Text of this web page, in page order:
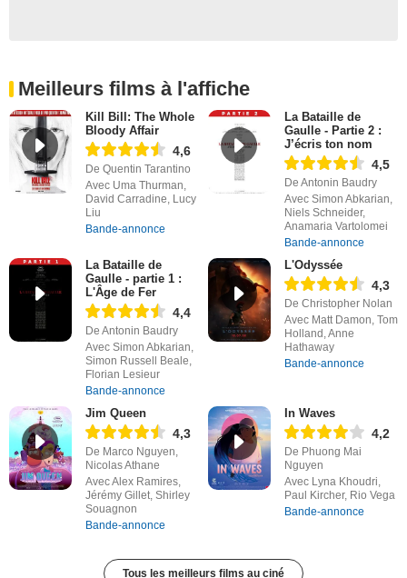
Meilleurs films à l'affiche
Kill Bill: The Whole
Bloody Affair
4,6
De Quentin Tarantino
Avec Uma Thurman,
David Carradine, Lucy
Liu
Bande-annonce
La Bataille de
Gaulle - Partie 2 :
J’écris ton nom
4,5
De Antonin Baudry
Avec Simon Abkarian,
Niels Schneider,
Anamaria Vartolomei
Bande-annonce
La Bataille de
Gaulle - partie 1 :
L'Âge de Fer
4,4
De Antonin Baudry
Avec Simon Abkarian,
Simon Russell Beale,
Florian Lesieur
Bande-annonce
L'Odyssée
4,3
De Christopher Nolan
Avec Matt Damon, Tom
Holland, Anne
Hathaway
Bande-annonce
Jim Queen
4,3
De Marco Nguyen,
Nicolas Athane
Avec Alex Ramires,
Jérémy Gillet, Shirley
Souagnon
Bande-annonce
In Waves
4,2
De Phuong Mai
Nguyen
Avec Lyna Khoudri,
Paul Kircher, Rio Vega
Bande-annonce
Tous les meilleurs films au ciné